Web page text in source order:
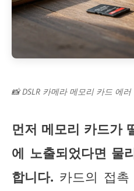
📸 DSLR 카메라 메모리 카드 에
먼저 메모리 카드가
에 노출되었다면 물
합니다. 카드의 접